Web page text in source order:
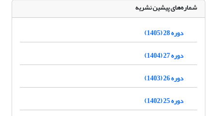
شماره‌های پیشین نشریه
دوره 28 (1405)
دوره 27 (1404)
دوره 26 (1403)
دوره 25 (1402)